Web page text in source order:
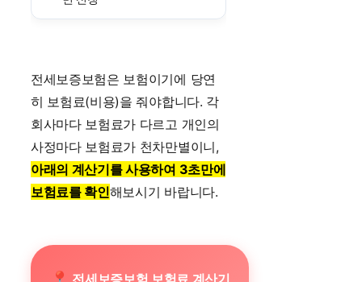
전세보증보험은 보험이기에 당연
히 보험료(비용)을 줘야합니다. 각
회사마다 보험료가 다르고 개인의
사정마다 보험료가 천차만별이니,
아래의 계산기를 사용하여 3초만에
보험료를 확인해보시기 바랍니다.